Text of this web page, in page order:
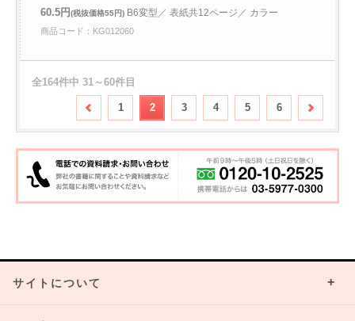
60.5円(税抜価格55円) B6変型／ 表紙共12ページ／ カラー
商品コード：KG012060
全164件中 31～60件目
1 2 3 4 5 6
サイトについて